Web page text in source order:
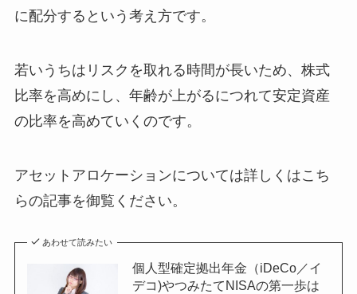
に配分するという考え方です。
若いうちはリスクを取れる時間が長いため、株式
比率を高めにし、年齢が上がるにつれて安定資産
の比率を高めていくのです。
アセットアロケーションについては詳しくはこち
らの記事を御覧ください。
あわせて読みたい
個人型確定拠出年金（iDeCo／イ
デコ)やつみたてNISAの第一歩は